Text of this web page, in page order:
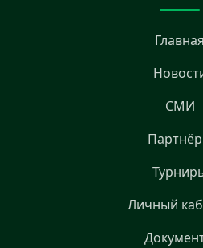
Главная
СМИ
Личный